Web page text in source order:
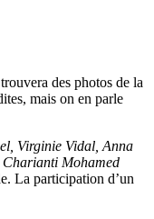
des photos de la
mais on en parle
Virginie Vidal, Anna
Charianti Mohamed
La participation d’un